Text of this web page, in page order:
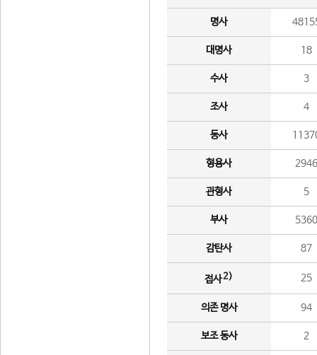
명사
대명사 18
수사 3
조사 4
동사
형용사 2946
관형사 5
부사 5360
감탄사 87
접사2) 25
의존 명사 94
보조 동사 2